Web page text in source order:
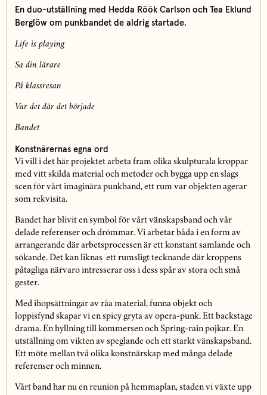
En duo-utställning med Hedda Röök Carlson och Tea Eklund
Berglöw om punkbandet de aldrig startade.
Life is playing
Sa din lärare
På klassresan
Var det där det började
Bandet
Konstnärernas egna ord
Vi vill i det här projektet arbeta fram olika skulpturala kroppar
med vitt skilda material och metoder och bygga upp en slags
scen för vårt imaginära punkband, ett rum var objekten agerar
som rekvisita.
Bandet har blivit en symbol för vårt vänskapsband och vår
delade referenser och drömmar. Vi arbetar båda i en form av
arrangerande där arbetsprocessen är ett konstant samlande och
sökande. Det kan liknas ett rumsligt tecknande där kroppens
påtagliga närvaro intresserar oss i dess spår av stora och små
gester.
Med ihopsättningar av råa material, funna objekt och
loppisfynd skapar vi en spicy gryta av opera-punk. Ett backstage
drama. En hyllning till kommersen och Spring-rain pojkar. En
utställning om vikten av speglande och ett starkt vänskapsband.
Ett möte mellan två olika konstnärskap med många delade
referenser och minnen.
Vårt band har nu en reunion på hemmaplan, staden vi växte upp